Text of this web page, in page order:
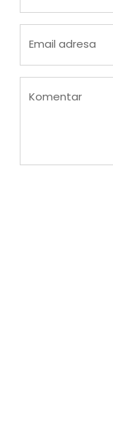
Email adresa
Komentar